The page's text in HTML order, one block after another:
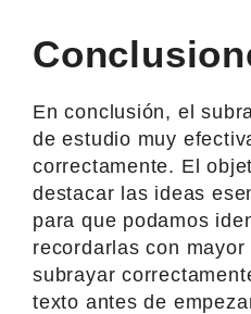
En conclusión, el
de estudio muy
correctamente. El
destacar las ideas
para que podamos
recordarlas con
subrayar
texto antes de